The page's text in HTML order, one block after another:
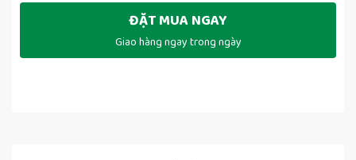
ĐẶT MUA NGAY
Giao hàng ngay trong ngày